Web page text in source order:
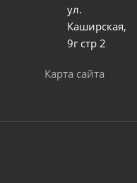
ул.
Каширская,
9г стр 2
Карта сайта